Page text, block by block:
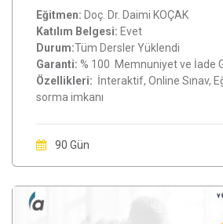
Eğitmen: Doç. Dr. Daimi KOÇAK
Katılım Belgesi: Evet
Durum:Tüm Dersler Yüklendi
Garanti: % 100 Memnuniyet ve İade
Özellikleri: İnteraktif, Online Sınav,
sorma imkanı
90 Gün